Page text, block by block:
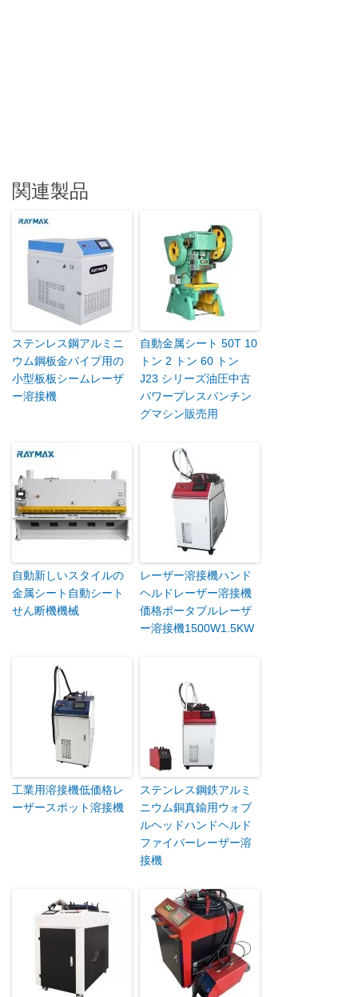
関連製品
ステンレス鋼アルミニ
ウム鋼板金パイプ用の
小型板板シームレーザ
ー溶接機
自動金属シート 50T 10
トン 2 トン 60 トン
J23 シリーズ油圧中古
パワープレスパンチン
グマシン販売用
自動新しいスタイルの
金属シート自動シート
せん断機機械
レーザー溶接機ハンド
ヘルドレーザー溶接機
価格ポータブルレーザ
ー溶接機1500W1.5KW
工業用溶接機低価格レ
ーザースポット溶接機
ステンレス鋼鉄アルミ
ニウム銅真鍮用ウォブ
ルヘッドハンドヘルド
ファイバーレーザー溶
接機